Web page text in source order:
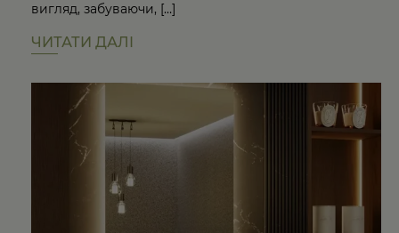
вигляд, забуваючи, […]
ЧИТАТИ ДАЛІ